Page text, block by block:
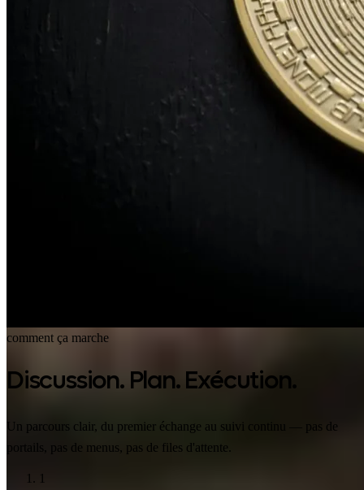
comment ça marche
Discussion. Plan. Exécution.
Un parcours clair, du premier échange au suivi continu — pas de
portails, pas de menus, pas de files d'attente.
1